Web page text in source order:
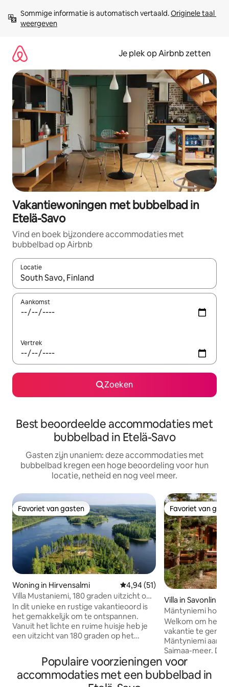
direct
naar
Sommige informatie is automatisch vertaald. Originele taal
weergeven
Je plek op Airbnb zetten
Vakantiewoningen met bubbelbad in
Etelä-Savo
Vind en boek bijzondere accommodaties met
bubbelbad op Airbnb
Locatie
Wanneer er resultaten beschikbaar zijn, maak je een keuze
Aankomst
Vertrek
Zoeken
Best beoordeelde accommodaties met
bubbelbad in Etelä-Savo
Gasten zijn unaniem: deze accommodaties met
bubbelbad kregen een hoge beoordeling voor hun
locatie, netheid en nog veel meer.
Favoriet van gasten
Favoriet van gasten
Woning in Hirvensalmi Gemiddelde beoordeling van
4,94 (51)
Villa Mustaniemi, 180 graden uitzicht op
het meer
In dit unieke en rustige vakantieoord is
het gemakkelijk om te ontspannen.
Vanuit het lichte en ruime huisje heb je
een uitzicht van 180 graden op het
meer kunt zien dartelen. Je kunt ook
een beverfamilie zien die in de buurt
bezig is. Vanuit het aparte saunagebouw
heb je ook een prachtig uitzicht op het
Favoriet van
Favoriet van
Villa in Savonlinna
Mäntyniemi
van het Saimaa-
Welkom om het
vakantie te
Mäntyniemi aan
Saimaa-meer. Dit
een unieke kans
vakantie in de
ligt midden in het
Populaire voorzieningen voor
accommodaties met een bubbelbad in